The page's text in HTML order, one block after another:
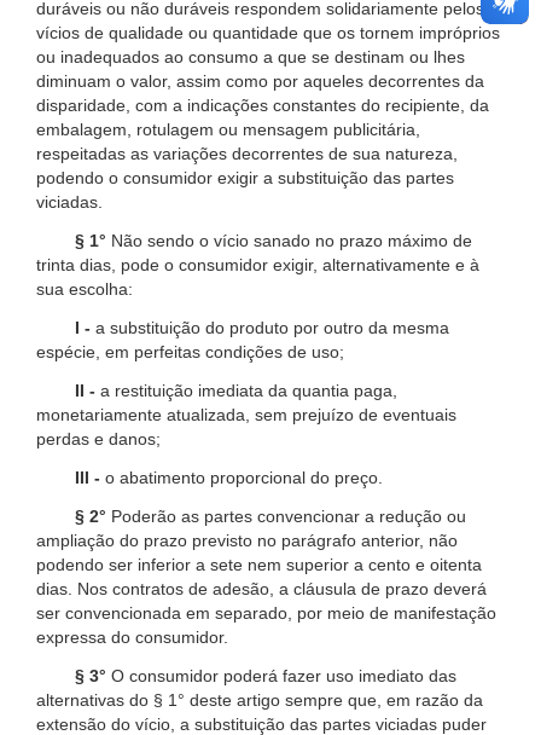
duráveis ou não duráveis respondem solidariamente pelos
vícios de qualidade ou quantidade que os tornem impróprios
ou inadequados ao consumo a que se destinam ou lhes
diminuam o valor, assim como por aqueles decorrentes da
disparidade, com a indicações constantes do recipiente, da
embalagem, rotulagem ou mensagem publicitária,
respeitadas as variações decorrentes de sua natureza,
podendo o consumidor exigir a substituição das partes
viciadas.
§ 1° Não sendo o vício sanado no prazo máximo de
trinta dias, pode o consumidor exigir, alternativamente e à
sua escolha:
I - a substituição do produto por outro da mesma
espécie, em perfeitas condições de uso;
II - a restituição imediata da quantia paga,
monetariamente atualizada, sem prejuízo de eventuais
perdas e danos;
III - o abatimento proporcional do preço.
§ 2° Poderão as partes convencionar a redução ou
ampliação do prazo previsto no parágrafo anterior, não
podendo ser inferior a sete nem superior a cento e oitenta
dias. Nos contratos de adesão, a cláusula de prazo deverá
ser convencionada em separado, por meio de manifestação
expressa do consumidor.
§ 3° O consumidor poderá fazer uso imediato das
alternativas do § 1° deste artigo sempre que, em razão da
extensão do vício, a substituição das partes viciadas puder